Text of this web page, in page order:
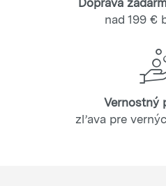
Doprava
nad 199 €
Vernostný
zľava pre